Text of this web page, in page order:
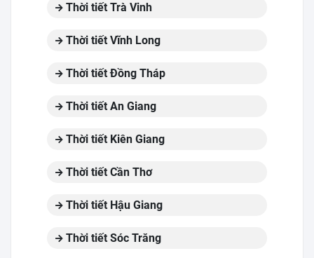
Thời tiết Trà Vinh
Thời tiết Vĩnh Long
Thời tiết Đồng Tháp
Thời tiết An Giang
Thời tiết Kiên Giang
Thời tiết Cần Thơ
Thời tiết Hậu Giang
Thời tiết Sóc Trăng